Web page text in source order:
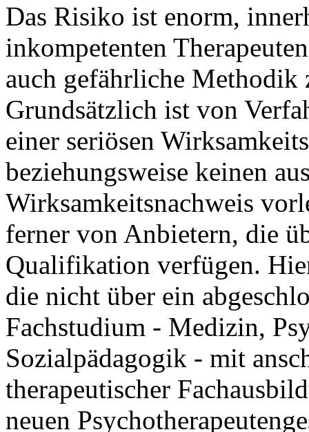
Das Risiko ist enorm,
inkompetenten
auch gefährliche Methodik
Grundsätzlich ist von
einer seriösen
beziehungsweise keinen
Wirksamkeitsnachweis
ferner von Anbietern, die
Qualifikation verfügen.
die nicht über ein
Fachstudium - Medizin,
Sozialpädagogik - mit
therapeutischer
neuen